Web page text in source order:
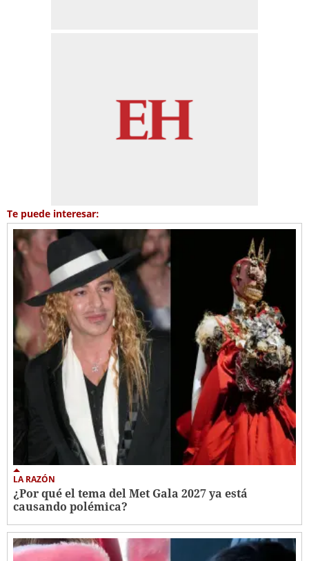
Te puede interesar:
LA RAZÓN
¿Por qué el tema del Met Gala 2027 ya está
causando polémica?